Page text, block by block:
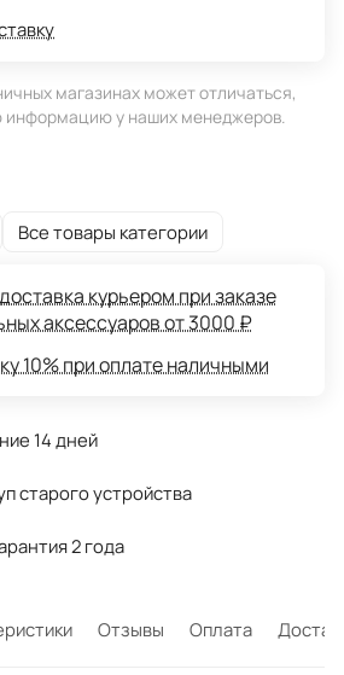
магазинах может отличаться,
информацию у наших менеджеров.
Все товары категории
курьером при заказе
аксессуаров от 3000 ₽
10% при оплате наличными
14 дней
старого устройства
2 года
Отзывы Оплата